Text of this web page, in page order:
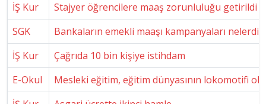
İŞ Kur
Stajyer öğrencilere maaş zorunluluğu getirildi
SGK
Bankaların emekli maaşı kampanyaları
İŞ Kur
Çağrıda 10 bin kişiye istihdam
E-Okul
Mesleki eğitim, eğitim dünyasının lokomotifi